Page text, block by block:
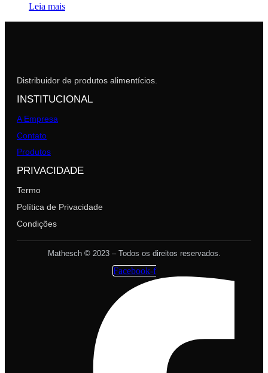
Leia mais
Distribuidor de produtos alimentícios.
INSTITUCIONAL
A Empresa
Contato
Produtos
PRIVACIDADE
Termo
Política de Privacidade
Condições
Mathesch © 2023 – Todos os direitos reservados.
Facebook-f